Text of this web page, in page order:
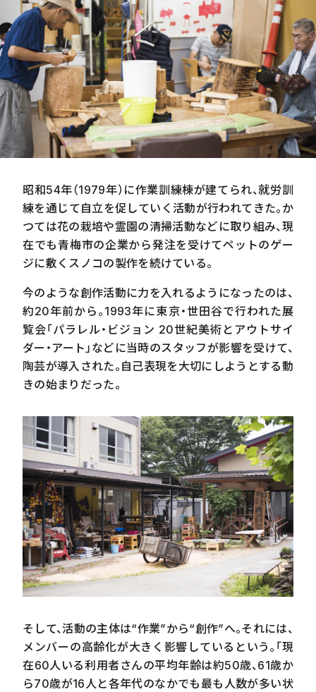
昭和54年（1979年）に作業訓練棟が建てられ、就労訓
練を通じて自立を促していく活動が行われてきた。か
つては花の栽培や霊園の清掃活動などに取り組み、現
在でも青梅市の企業から発注を受けてペットのゲー
ジに敷くスノコの製作を続けている。
今のような創作活動に力を入れるようになったのは、
約20年前から。 1993年に東京・世田谷で行われた展
覧会「パラレル・ビジョン 20世紀美術とアウトサイ
ダー・アート」などに当時のスタッフが影響を受けて、
陶芸が導入された。自己表現を大切にしようとする動
きの始まりだった。
そして、活動の主体は“作業”から“創作”へ。それには、
メンバーの高齢化が大きく影響しているという。「現
在60人いる利用者さんの平均年齢は約50歳、61歳か
ら70歳が16人と各年代のなかでも最も人数が多い状